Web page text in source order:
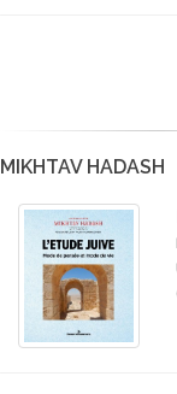
MIKHTAV HADASH